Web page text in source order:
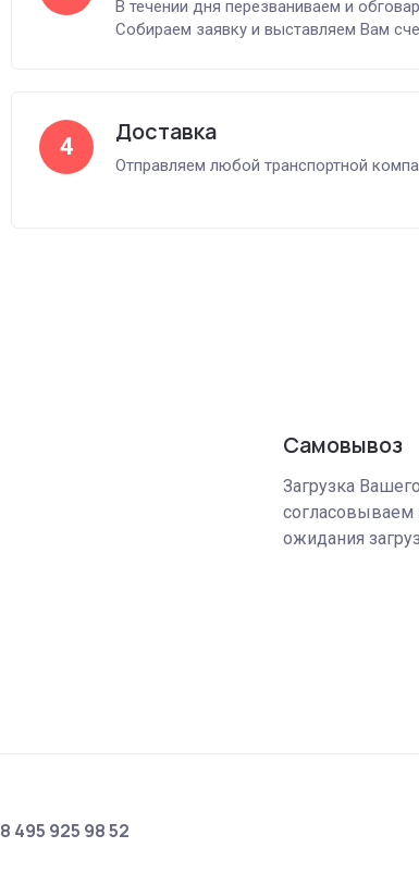
В течении дня перезваниваем и
Собираем заявку и выставляем Вам
4
Доставка
Отправляем любой транспортной
Самовывоз
Загрузка
согласовываем
ожидания
8 495 925 98 52